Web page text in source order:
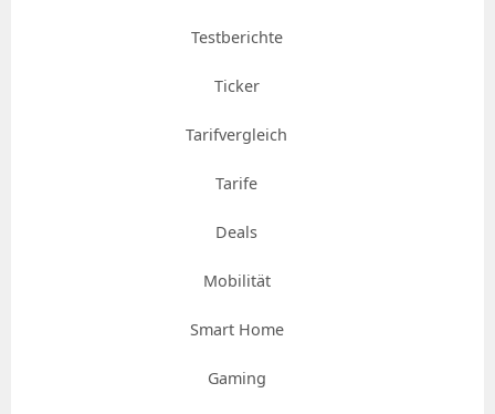
Testberichte
Ticker
Tarifvergleich
Tarife
Deals
Mobilität
Smart Home
Gaming